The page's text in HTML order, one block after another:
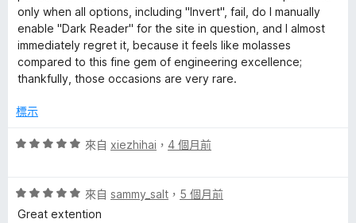
論
only when all options, including "Invert", fail, do I manually
enable "Dark Reader" for the site in question, and I almost
immediately regret it, because it feels like molasses
compared to this fine gem of engineering excellence;
thankfully, those occasions are very rare.
標示
評
分
，
來自 xiezhihai ， 4 個月前
評
價
來自 sammy_salt ， 5 個月前
Great extention